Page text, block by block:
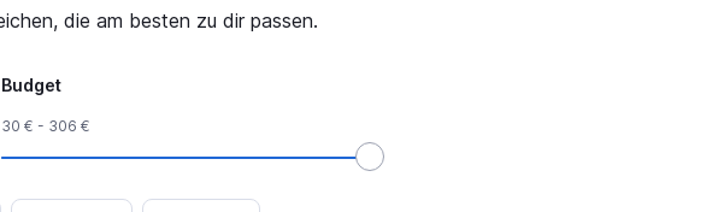
die am besten zu dir passen.
Budget
30 € - 306 €